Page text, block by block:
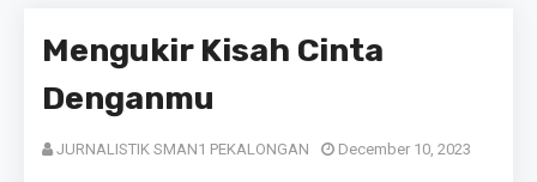
Mengukir Kisah Cinta
Denganmu
JURNALISTIK SMAN1 PEKALONGAN December 10, 2023